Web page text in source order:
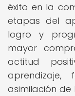
éxito en la
etapas del
logro y
mayor
actitud
aprendizaje,
asimilación